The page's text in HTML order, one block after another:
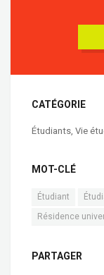
CATÉGORIE
Étudiants, Vie
MOT-CLÉ
Étudiant
Résidence
PARTAGER